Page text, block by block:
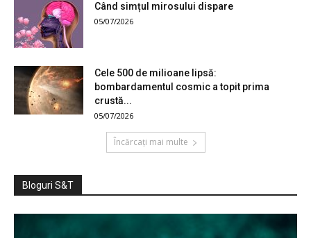
Când simțul mirosului dispare
05/07/2026
Cele 500 de milioane lipsă:
bombardamentul cosmic a topit prima
crustă...
05/07/2026
Încărcați mai multe
Bloguri S&T